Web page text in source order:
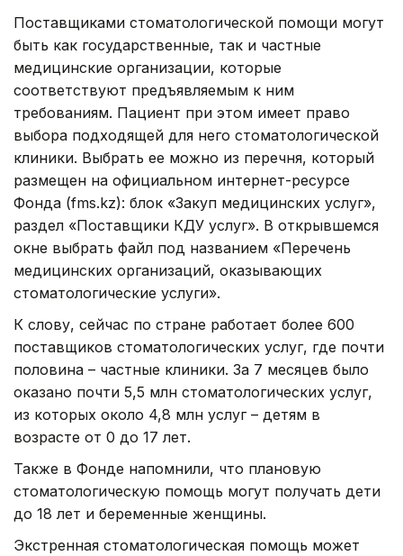
Поставщиками стоматологической помощи могут
быть как государственные, так и частные
медицинские организации, которые
соответствуют предъявляемым к ним
требованиям. Пациент при этом имеет право
выбора подходящей для него стоматологической
клиники. Выбрать ее можно из перечня, который
размещен на официальном интернет-ресурсе
Фонда (fms.kz): блок «Закуп медицинских услуг»,
раздел «Поставщики КДУ услуг». В открывшемся
окне выбрать файл под названием «Перечень
медицинских организаций, оказывающих
стоматологические услуги».
К слову, сейчас по стране работает более 600
поставщиков стоматологических услуг, где почти
половина – частные клиники. За 7 месяцев было
оказано почти 5,5 млн стоматологических услуг,
из которых около 4,8 млн услуг – детям в
возрасте от 0 до 17 лет.
Также в Фонде напомнили, что плановую
стоматологическую помощь могут получать дети
до 18 лет и беременные женщины.
Экстренная стоматологическая помощь может